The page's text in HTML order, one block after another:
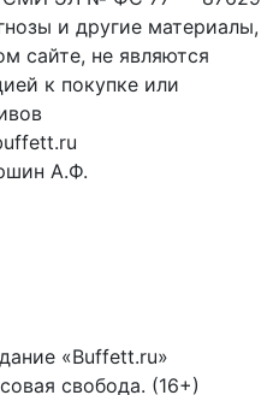
и другие материалы,
сайте, не являются
к покупке или
А.Ф.
«Buffett.ru»
свобода. (16+)